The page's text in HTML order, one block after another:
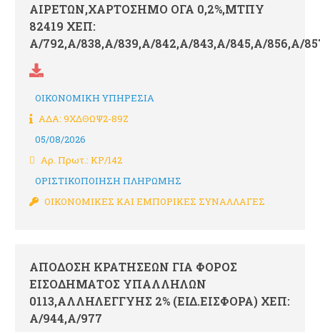
ΑΙΡΕΤΩΝ,ΧΑΡΤΟΣΗΜΟ ΟΓΑ 0,2%,ΜΤΠΥ
82419 ΧΕΠ:
Α/792,Α/838,Α/839,Α/842,Α/843,Α/845,Α/856,Α/
ΟΙΚΟΝΟΜΙΚΗ ΥΠΗΡΕΣΙΑ
ΑΔΑ: 9ΧΔΘΩΨ2-89Ζ
05/08/2026
Αρ. Πρωτ.: ΚΡ/142
ΟΡΙΣΤΙΚΟΠΟΙΗΣΗ ΠΛΗΡΩΜΗΣ
ΟΙΚΟΝΟΜΙΚΕΣ ΚΑΙ ΕΜΠΟΡΙΚΕΣ ΣΥΝΑΛΛΑΓΕΣ
ΑΠΟΔΟΣΗ ΚΡΑΤΗΣΕΩΝ ΓΙΑ ΦΟΡΟΣ
ΕΙΣΟΔΗΜΑΤΟΣ ΥΠΑΛΛΗΛΩΝ
0113,ΑΛΛΗΛΕΓΓΥΗΣ 2% (ΕΙΔ.ΕΙΣΦΟΡΑ) ΧΕΠ:
Α/944,Α/977